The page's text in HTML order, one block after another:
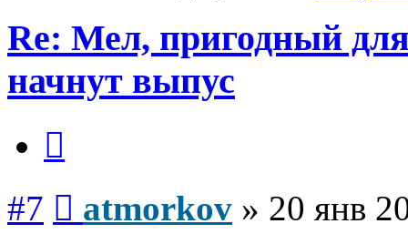
Re: Мел, пригодный
начнут выпус
#7 atmorkov » 20 янв